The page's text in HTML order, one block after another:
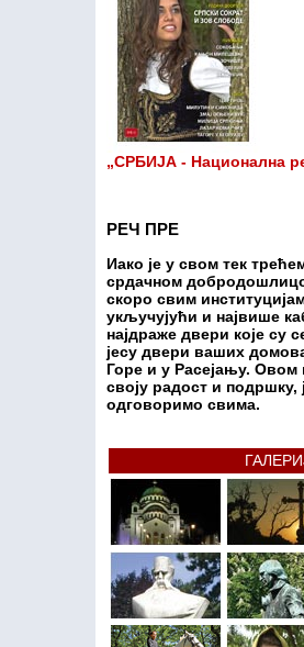
„СРБИЈА - Национална
РЕЧ ПРЕ
Иако је у свом тек
срдачном
скоро свим
укључујући и највише
најдраже двери које су
јесу двери ваших
Горе и у Расејању. Овом
своју радост и подршку,
одговоримо свима.